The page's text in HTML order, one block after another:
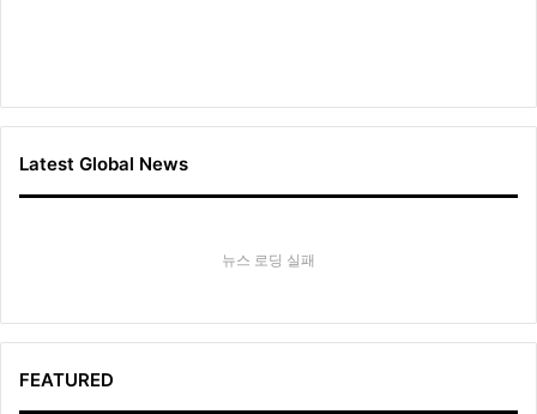
Latest Global News
뉴스 로딩 실패
FEATURED